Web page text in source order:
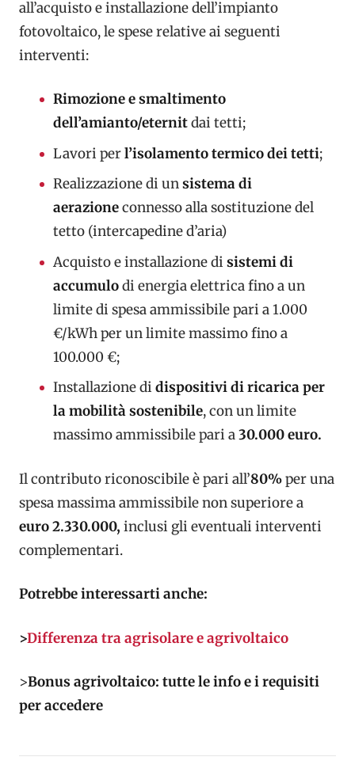
all’acquisto e installazione dell’impianto
fotovoltaico, le spese relative ai seguenti
interventi:
Rimozione e smaltimento
dell’amianto/eternitdai tetti;
Lavori perl’isolamento termico dei tetti;
Realizzazione di unsistema di
aerazioneconnesso alla sostituzione del
tetto (intercapedine d’aria)
Acquisto e installazione di sistemi di
accumulodi energia elettrica fino a un
limite di spesa ammissibile pari a 1.000
€/kWh per un limite massimo fino a
100.000 €;
Installazione di dispositivi di ricarica per
la mobilità sostenibile, con un limite
massimo ammissibile pari a30.000 euro.
Il contributo riconoscibile è pari all’80%per una
spesa massima ammissibile non superiore a
euro 2.330.000, inclusi gli eventuali interventi
complementari.
Potrebbe interessarti anche:
>Differenza tra agrisolare e agrivoltaico
>Bonus agrivoltaico: tutte le info e i requisiti
per accedere